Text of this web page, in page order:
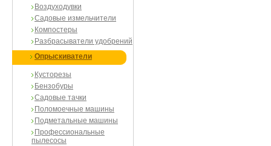
Воздуходувки
Садовые измельчители
Компостеры
Разбрасыватели удобрений
Опрыскиватели
Кусторезы
Бензобуры
Садовые тачки
Поломоечные машины
Подметальные машины
Профессиональные
пылесосы